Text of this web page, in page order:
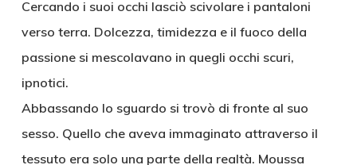
Cercando i suoi occhi lasciò scivolare i pantaloni
verso terra. Dolcezza, timidezza e il fuoco della
passione si mescolavano in quegli occhi scuri,
ipnotici.
Abbassando lo sguardo si trovò di fronte al suo
sesso. Quello che aveva immaginato attraverso il
tessuto era solo una parte della realtà. Moussa